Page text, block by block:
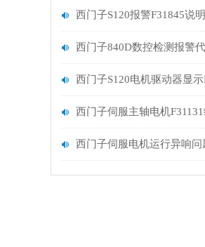
西门子S120报警F31845说明